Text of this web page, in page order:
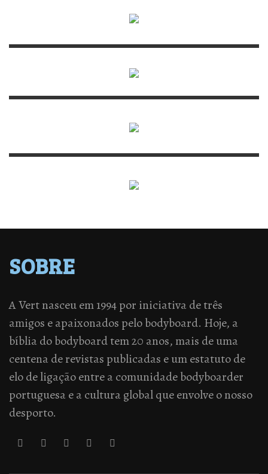
SOBRE
A Vert nasceu em 1994 por iniciativa de três
amigos e apaixonados pelo bodyboard. Hoje, a
bíblia do bodyboard tem 20 anos, mais de uma
centena de revistas publicadas e um estatuto de
elo de ligação entre a comunidade bodyboarder
portuguesa e a cultura global que envolve o nosso
desporto.